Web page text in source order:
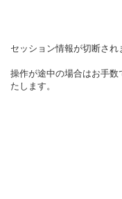
セッション情報が切断され
操作が途中の場合はお手
たします。